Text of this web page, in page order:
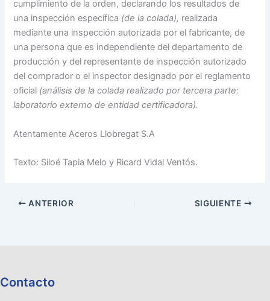
cumplimiento de la orden, declarando los resultados de
una inspección específica (de la colada), realizada
mediante una inspección autorizada por el fabricante, de
una persona que es independiente del departamento de
producción y del representante de inspección autorizado
del comprador o el inspector designado por el reglamento
oficial (análisis de la colada realizado por tercera parte:
laboratorio externo de entidad certificadora).
Atentamente Aceros Llobregat S.A
Texto: Siloé Tapia Melo y Ricard Vidal Ventós.
ANTERIOR SIGUIENTE
Contacto